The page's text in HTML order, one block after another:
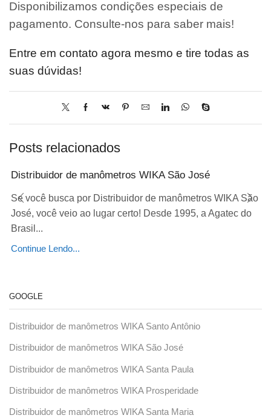
Disponibilizamos condições especiais de
pagamento. Consulte-nos para saber mais!
Entre em contato agora mesmo e tire todas as
suas dúvidas!
Posts relacionados
Distribuidor de manômetros WIKA São José
Se você busca por Distribuidor de manômetros WIKA São
José, você veio ao lugar certo! Desde 1995, a Agatec do
Brasil...
Continue Lendo...
GOOGLE
Distribuidor de manômetros WIKA Santo Antônio
Distribuidor de manômetros WIKA São José
Distribuidor de manômetros WIKA Santa Paula
Distribuidor de manômetros WIKA Prosperidade
Distribuidor de manômetros WIKA Santa Maria